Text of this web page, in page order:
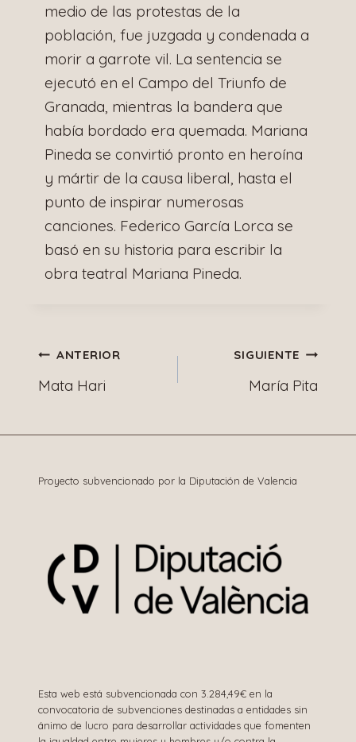
medio de las protestas de la
población, fue juzgada y condenada a
morir a garrote vil. La sentencia se
ejecutó en el Campo del Triunfo de
Granada, mientras la bandera que
había bordado era quemada. Mariana
Pineda se convirtió pronto en heroína
y mártir de la causa liberal, hasta el
punto de inspirar numerosas
canciones. Federico García Lorca se
basó en su historia para escribir la
obra teatral Mariana Pineda.
Navegación
de
entradas
ANTERIOR
Mata Hari
SIGUIENTE
María Pita
Proyecto subvencionado por la Diputación de Valencia
Esta web está subvencionada con 3.284,49€ en la
convocatoria de subvenciones destinadas a entidades sin
ánimo de lucro para desarrollar actividades que fomenten